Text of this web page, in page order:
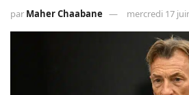
par Maher Chaabane mercredi 17